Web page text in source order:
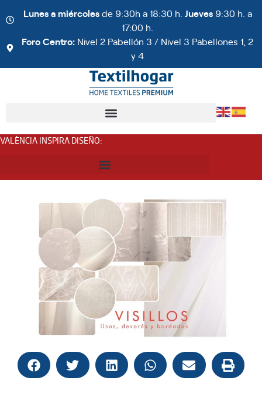
Lunes a miércolesde 9:30h a 18:30 h. Jueves 9:30 h. a
17:00 h.
Foro Centro: Nivel 2 Pabellón 3 / Nivel 3 Pabellones 1, 2
y 4
VALÈNCIA INSPIRA DISEÑO: